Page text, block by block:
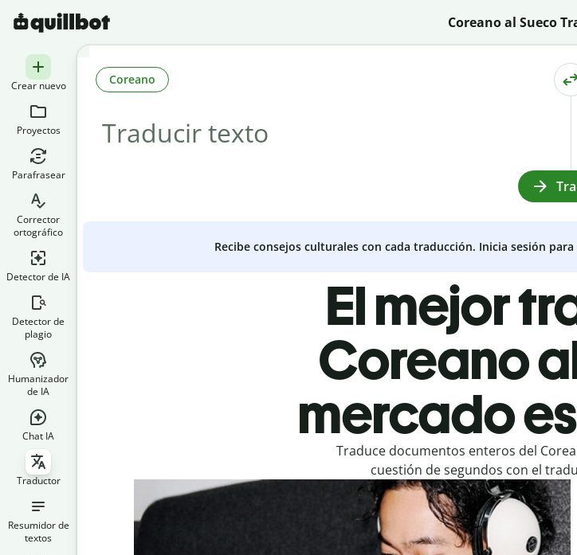
Coreano al Sueco
Crear nuevo
Proyectos
Parafrasear
Corrector
ortográfico
Detector de IA
Detector de
plagio
Humanizador
de IA
Chat IA
Traductor
Resumidor de
textos
Coreano
Recibe consejos culturales con cada traducción. Inicia sesión
El mejor
Coreano
mercado
Traduce documentos enteros del
cuestión de segundos con el